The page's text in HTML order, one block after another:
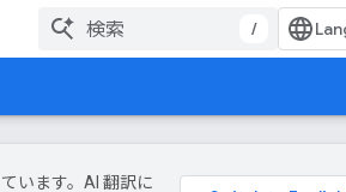
/
います。AI 翻訳に